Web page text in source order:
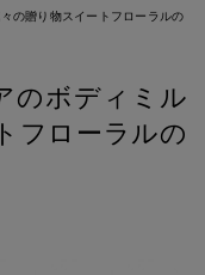
の贈り物スイートフローラルの
のボディミル
フローラルの